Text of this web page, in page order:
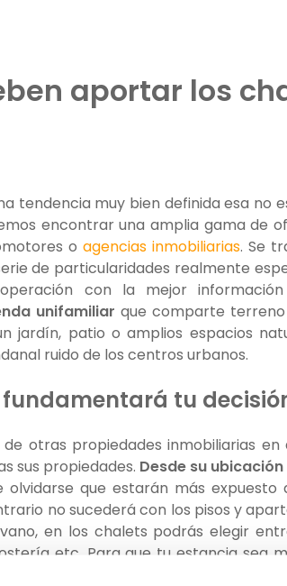
aportar los
tendencia muy bien definida esa no
encontrar una amplia gama de
o agencias inmobiliarias. Se
de particularidades realmente
con la mejor
unifamiliar que comparte
jardín, patio o amplios espacios
ruido de los centros urbanos.
fundamentará tu
otras propiedades inmobiliarias en
sus propiedades. Desde su
olvidarse que estarán más expuesto
no sucederá con los pisos y
en los chalets podrás elegir
etc. Para que tu estancia sea
los materiales que mejor se